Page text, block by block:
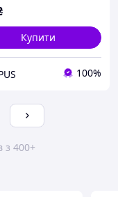
Купити
100%
з 400+